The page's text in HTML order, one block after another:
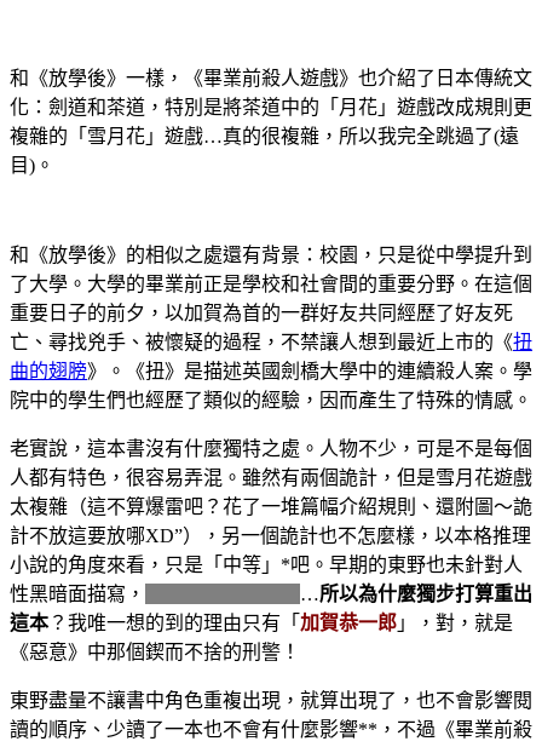
和《放學後》一樣，《畢業前殺人遊戲》也介紹了日本傳統文
化：劍道和茶道，特別是將茶道中的「月花」遊戲改成規則更
複雜的「雪月花」遊戲…真的很複雜，所以我完全跳過了(遠
目)。
和《放學後》的相似之處還有背景：校園，只是從中學提升到
了大學。大學的畢業前正是學校和社會間的重要分野。在這個
重要日子的前夕，以加賀為首的一群好友共同經歷了好友死
亡、尋找兇手、被懷疑的過程，不禁讓人想到最近上市的《扭
曲的翅膀》。《扭》是描述英國劍橋大學中的連續殺人案。學
院中的學生們也經歷了類似的經驗，因而產生了特殊的情感。
老實說，這本書沒有什麼獨特之處。人物不少，可是不是每個
人都有特色，很容易弄混。雖然有兩個詭計，但是雪月花遊戲
太複雜（這不算爆雷吧？花了一堆篇幅介紹規則、還附圖～詭
計不放這要放哪XD”），另一個詭計也不怎麼樣，以本格推理
小說的角度來看，只是「中等」*吧。早期的東野也未針對人
性黑暗面描寫，
…所以為什麼獨步打算重出
這本？我唯一想的到的理由只有「 加賀恭一郎 」，對，就是
《惡意》中那個鍥而不捨的刑警！
東野盡量不讓書中角色重複出現，就算出現了，也不會影響閱
讀的順序、少讀了一本也不會有什麼影響**，不過《畢業前殺